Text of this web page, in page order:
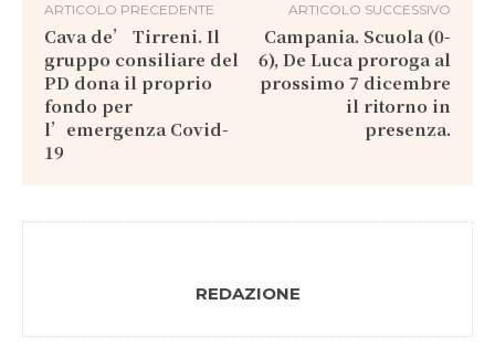
ARTICOLO PRECEDENTE
Cava de’ Tirreni. Il
gruppo consiliare del
PD dona il proprio
fondo per
l’emergenza Covid-
19
ARTICOLO SUCCESSIVO
Campania. Scuola (0-
6), De Luca proroga al
prossimo 7 dicembre
il ritorno in
presenza.
REDAZIONE